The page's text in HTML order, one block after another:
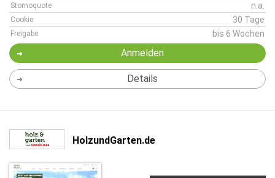
Stornoquote n.a.
Cookie 30 Tage
Freigabe bis 6 Wochen
Anmelden
Details
HolzundGarten.de